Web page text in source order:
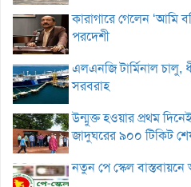
কারাগারে গেলেন ‘আমি
পরদেশী
এলএনজি টার্মিনাল চালু,
সরবরাহ
উন্মুক্ত হওয়ার প্রথম
জাদুঘরের ৯০০ টিকিট
নতুন পে স্কেল